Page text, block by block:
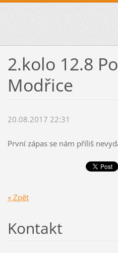
2.kolo 12.8
Modřice
20.08.2017 22:31
První zápas se nám příliš
« Zpět
Kontakt